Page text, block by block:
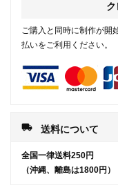
ご購入と同時に制作が開
払いをご利用ください。
local_shipping 送料について
全国一律送料250円
（沖縄、離島は1800円）